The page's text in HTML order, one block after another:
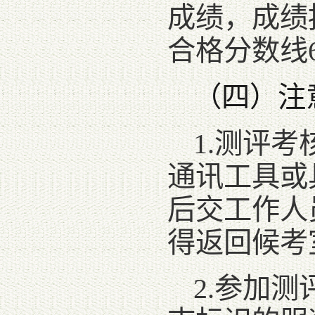
成绩，成
合格分数线
（四）注
1.测评考
通讯工具
后交工作
得返回候
2.参加测